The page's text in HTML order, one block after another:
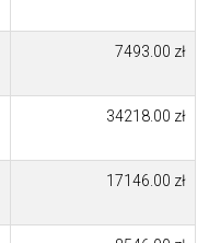
7493.00 zł
34218.00 zł
17146.00 zł